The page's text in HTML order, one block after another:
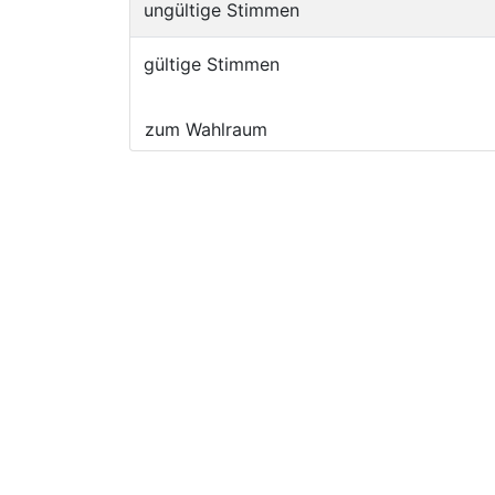
ungültige Stimmen
gültige Stimmen
zum Wahlraum